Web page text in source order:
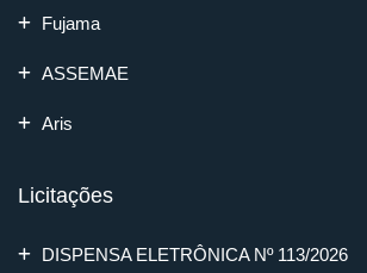
Fujama
ASSEMAE
Aris
Licitações
DISPENSA ELETRÔNICA Nº 113/2026